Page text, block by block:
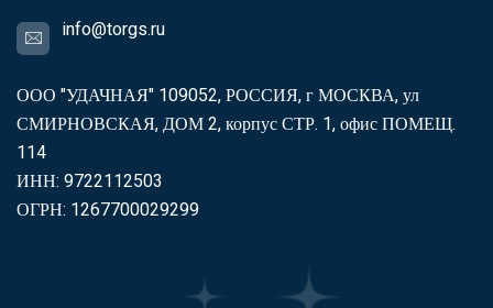
info@torgs.ru
ООО "УДАЧНАЯ" 109052, РОССИЯ, г МОСКВА, ул
СМИРНОВСКАЯ, ДОМ 2, корпус СТР. 1, офис ПОМЕЩ.
114
ИНН: 9722112503
ОГРН: 1267700029299